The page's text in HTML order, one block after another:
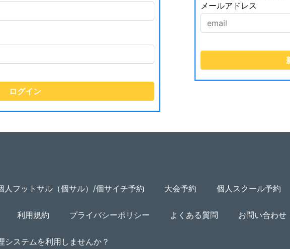
メールアドレス
人フットサル（個サル）/個サイチ予約 大会予約 個人スクール予約
利用規約 プライバシーポリシー よくある質問 お問い合わせ
システムを利用しませんか？